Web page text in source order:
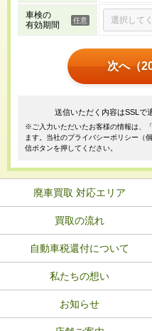
車検の
有効期間
次へ（
送信いただく内容はSSLで
※ご入力いただいたお客様の情報は、「
ます。当社のプライバシーポリシー（
信ボタンを押してください。
廃車買取 対応エリア
買取の流れ
自動車税還付について
私たちの想い
お知らせ